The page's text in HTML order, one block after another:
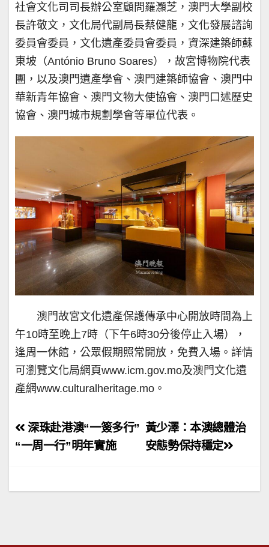
社會文化司司長辦公室顧問羅灝芝，澳門大學副校
長許敬文，文化局代副局長蔡健龍，文化發展諮詢
委員會委員，文化遺產委員會委員，資深建築師蘇
東坡（António Bruno Soares），故宮博物院代表
團，以及澳門遺產學會、澳門建築師協會、澳門中
華新青年協會、澳門文物大使協會、澳門口述歷史
協會、澳門城市規劃學會等單位代表。
澳門故宮文化遺產保護傳承中心開放時間為上
午10時至晚上7時（下午6時30分後停止入場），
逢周一休館，公眾假期照常開放，免費入場。詳情
可瀏覽文化局網頁www.icm.gov.mo及澳門文化遺
產網www.culturalheritage.mo。
文
章
覽
黃少澤：本澳總體治
安態勢保持穩定
深珠赴港澳“一簽多行”
“一周一行”明年實施